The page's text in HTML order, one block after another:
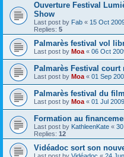
Ouverture Festival
Show
Last post by Fab « 15 Oct
Replies: 5
Palmarès festival vol
Last post by Moa « 06 Oct
Palmarès Festival court
Last post by Moa « 01 Sep
Palmarès festival du
Last post by Moa « 01 Jul
Formation au
Last post by KathleenKate «
Replies: 12
Vidéadoc sort son